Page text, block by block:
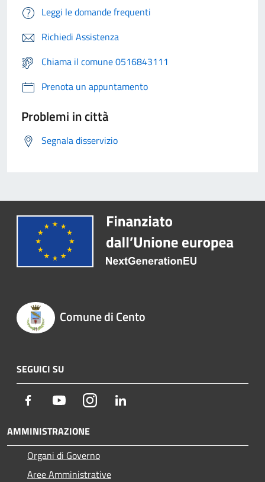
Leggi le domande frequenti
Richiedi Assistenza
Chiama il comune 0516843111
Prenota un appuntamento
Problemi in città
Segnala disservizio
Comune di Cento
SEGUICI SU
Facebook YoutubeInstagram
AMMINISTRAZIONE
Organi di Governo
Aree Amministrative